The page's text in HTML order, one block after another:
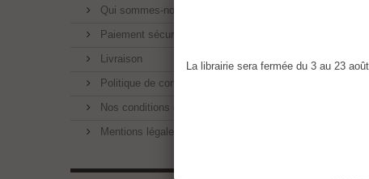
Qui sommes-nous ?
Paiement sécurisé
Livraison
Politique de confidentialité
Nos conditions générales de ventes
Mentions légales
La librairie sera fermée du 3 au 23